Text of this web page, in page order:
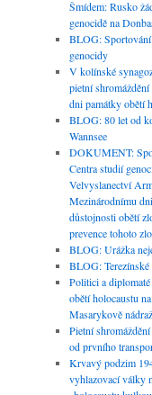
Šmídem: Rusko
genocidě na
BLOG:
genocidy
V kolínské
pietní
dni památky obětí
BLOG: 80 let od
Wannsee
DOKUMENT:
Centra studií
Velvyslanectví
Mezinárodnímu
důstojnosti obětí
prevence tohoto
BLOG: Urážka
BLOG: Terezínské
Politici a
obětí holocaustu
Masarykově
Pietní
od prvního
Krvavý podzim
vyhlazovací války